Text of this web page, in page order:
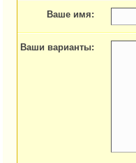
Ваше имя:
Ваши варианты: